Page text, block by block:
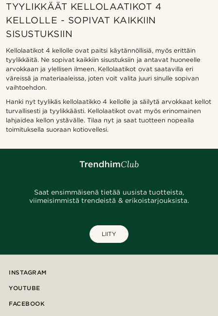
TYYLIKKÄÄT KELLOLAATIKOT 4
KELLOLLE - SOPIVAT KAIKKIIN
SISUSTUKSIIN
Kellolaatikot 4 kellolle ovat paitsi käytännöllisiä, myös erittäin
tyylikkäitä. Ne sopivat kaikkiin sisustuksiin ja antavat huoneelle
arvokkaan ja ylellisen ilmeen. Kellolaatikot ovat saatavilla eri
väreissä ja materiaaleissa, joten voit valita juuri sinulle sopivan
vaihtoehdon.
Hanki nyt tyylikäs kellolaatikko 4 kellolle ja säilytä arvokkaat kellot
turvallisesti ja tyylikkäästi. Kellolaatikot ovat myös erinomainen
lahjaidea kellon ystävälle. Tilaa nyt ja saat tuotteen nopealla
toimituksella suoraan kotiovellesi.
Saat ensimmäisenä tietää uusista tuotteista,
viimeisimmistä trendeistä & erikoistarjouksista.
LIITY
INSTAGRAM
YOUTUBE
FACEBOOK